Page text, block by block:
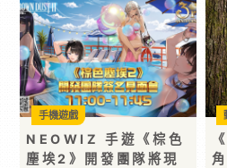
NEOWIZ 手遊《棕色
塵埃2》開發團隊將現
手機遊戲